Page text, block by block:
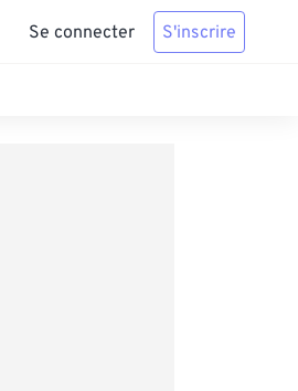
Se connecter S'inscrire